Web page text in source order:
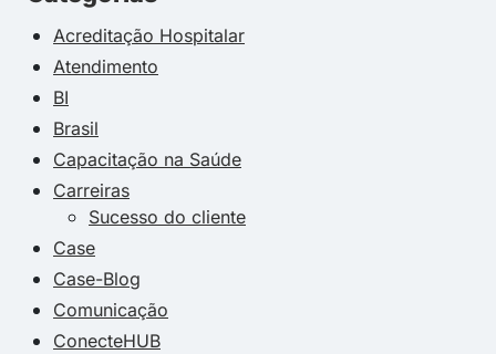
Acreditação Hospitalar
Atendimento
BI
Brasil
Capacitação na Saúde
Carreiras
Sucesso do cliente
Case
Case-Blog
Comunicação
ConecteHUB